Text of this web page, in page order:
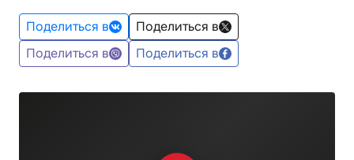
Поделиться в
Поделиться в
Поделиться в
Поделиться в